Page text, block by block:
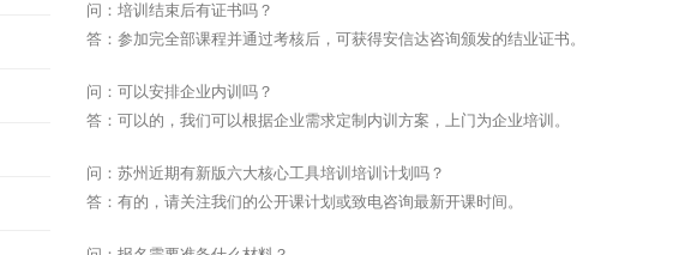
问：培训结束后有证书吗？
答：参加完全部课程并通过考核后，可获得安信达咨询颁发的结业证书。
问：可以安排企业内训吗？
答：可以的，我们可以根据企业需求定制内训方案，上门为企业培训。
问：苏州近期有新版六大核心工具培训培训计划吗？
答：有的，请关注我们的公开课计划或致电咨询最新开课时间。